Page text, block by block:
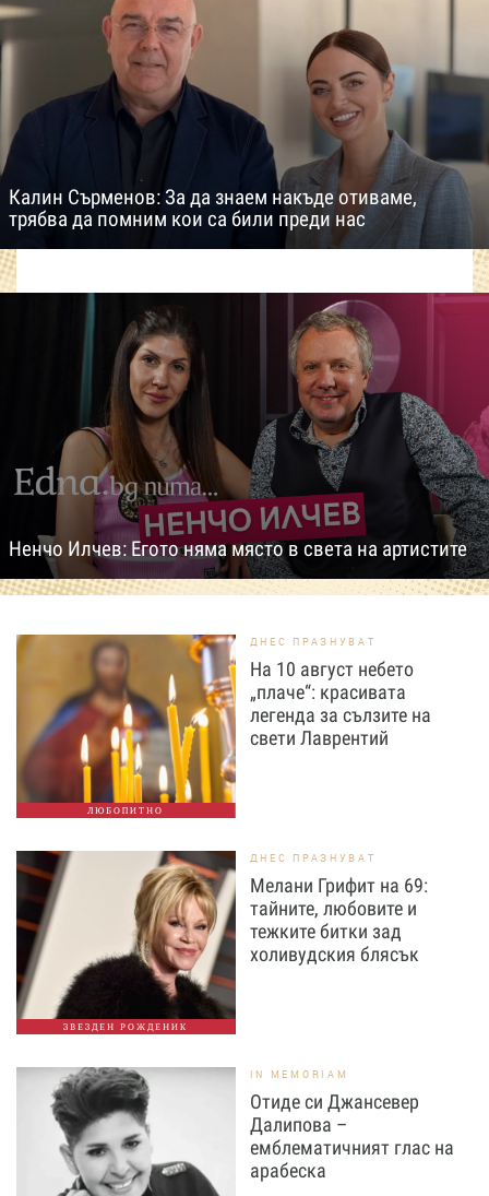
Калин Сърменов: За да знаем накъде отиваме,
трябва да помним кои са били преди нас
Ненчо Илчев: Егото няма място в света на артистите
ЛЮБОПИТНО
ДНЕС ПРАЗНУВАТ
На 10 август небето
„плаче“: красивата
легенда за сълзите на
свети Лаврентий
ЗВЕЗДЕН РОЖДЕНИК
ДНЕС ПРАЗНУВАТ
Мелани Грифит на 69:
тайните, любовите и
тежките битки зад
холивудския блясък
IN MEMORIAM
Отиде си Джансевер
Далипова –
емблематичният глас на
арабеска